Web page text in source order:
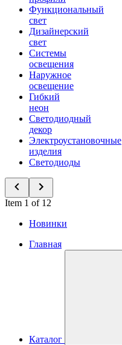
Функциональный
свет
Дизайнерский
свет
Системы
освещения
Наружное
освещение
Гибкий
неон
Светодиодный
декор
Электроустановочные
изделия
Светодиоды
Item 1 of 12
Новинки
Главная
Каталог